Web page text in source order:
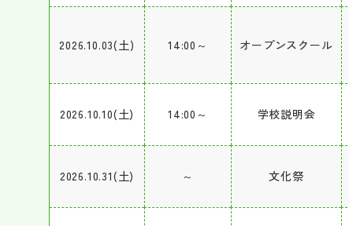
2026.10.03(土) 14:00～ オープンスクール
2026.10.10(土) 14:00～ 学校説明会
2026.10.31(土) ～ 文化祭